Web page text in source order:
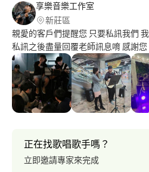
享樂音樂工作室
新莊區
親愛的客戶們提醒您 只要私訊我們 我們老師帳戶就會被扣錢 !!!!
私訊之後盡量回覆老師訊息唷 感謝您 姓名：柯信旭 (小柯)
IG:may302900 任何課程進度都可依學員喜好
社團 ?吉他、烏克、唱歌 器材買賣、租借 ?表演、駐唱、商演 歌手
合作、餐廳駐點合作 ?歡迎合作洽詢? 提供國小、國中、高中、大
學 教學課程 社團、團班、線上教學課程等 也有提供樂器
相關諮詢 教學經歷： 社團： 醒吾高中吉他社社長 醒吾科技大學吉
課指導老師。 醒吾科技大學吉他社
他社社團指導老師。 福營國中吉他
吉他老師、烏克麗麗老師。 教室： 星韻音樂教室吉他老師、烏克
正在找歌唱歌手嗎？
立即邀請專家來完成